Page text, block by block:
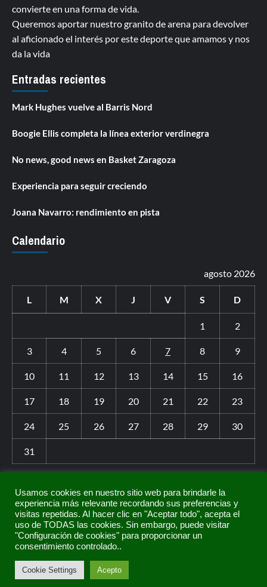
convierte en una forma de vida.
Queremos aportar nuestro granito de arena para devolver
al aficionado el interés por este deporte que amamos y nos
da la vida
Entradas recientes
Mark Hughes vuelve al Barris Nord
Boogie Ellis completa la línea exterior verdinegra
No news, good news en Basket Zaragoza
Experiencia para seguir creciendo
Joana Navarro: rendimiento en pista
Calendario
agosto 2026
L M X J V S D
1 2
3 4 5 6 7 8 9
10 11 12 13 14 15 16
17 18 19 20 21 22 23
24 25 26 27 28 29 30
31
Contacto
Usamos cookies en nuestro sitio web para brindarle la
experiencia más relevante recordando sus preferencias y
visitas repetidas. Al hacer clic en "Aceptar todo", acepta el
uso de TODAS las cookies. Sin embargo, puede visitar
"Configuración de cookies" para proporcionar un
consentimiento controlado..
Cookie Settings Acepto